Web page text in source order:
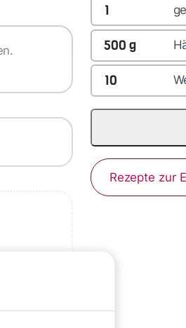
1
500 g
10
Rezepte zur